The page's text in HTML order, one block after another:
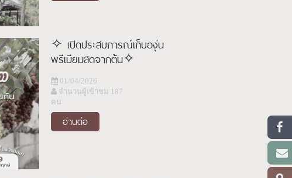
✧ เปิดประสบการณ์เก็บองุ่น
พรีเมียมสดจากต้น✧
01/04/2026
จำนวนผู้เข้าชม 187
คน
อ่านต่อ